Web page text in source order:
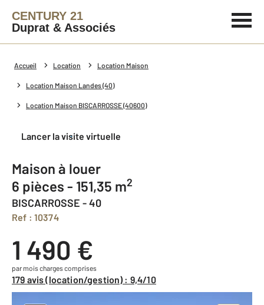
CENTURY 21
Duprat & Associés
Accueil Location Location Maison
Location Maison Landes (40)
Location Maison BISCARROSSE (40600)
Lancer la visite virtuelle
Maison à louer
6 pièces - 151,35 m2
BISCARROSSE - 40
Ref : 10374
1 490 €
par mois charges comprises
179 avis (location/gestion) : 9,4/10